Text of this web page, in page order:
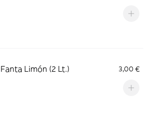
Fanta Limón (2 Lt.) 3,00 €